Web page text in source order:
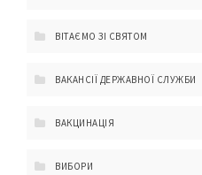
ВІТАЄМО ЗІ СВЯТОМ
ВАКАНСІЇ ДЕРЖАВНОЇ СЛУЖБИ
ВАКЦИНАЦІЯ
ВИБОРИ